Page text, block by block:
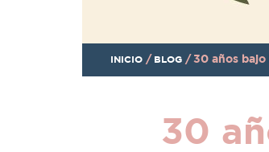
INICIO / BLOG / 30 años
30